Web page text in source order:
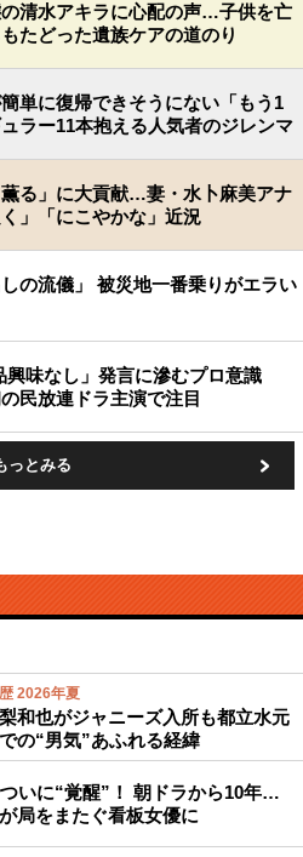
清水アキラに心配の声…子供を亡
たどった遺族ケアの道のり
単に復帰できそうにない「もう1
ラー11本抱える人気者のジレンマ
る」に大貢献…妻・水卜麻美アナ
」「にこやかな」近況
の流儀」 被災地一番乗りがエラい
味なし」発言に滲むプロ意識
民放連ドラ主演で注目
っとみる
2026年夏
和也がジャニーズ入所も都立水元
の“男気”あふれる経緯
いに“覚醒”！ 朝ドラから10年…
局をまたぐ看板女優に